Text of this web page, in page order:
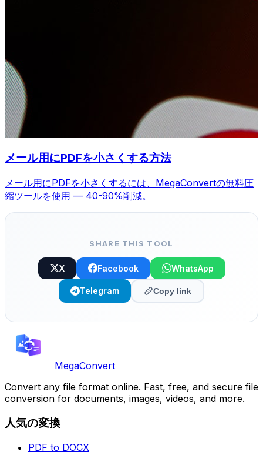
メール用にPDFを小さくする方法
メール用にPDFを小さくするには、MegaConvertの無料圧
縮ツールを使用 — 40-90%削減。
SHARE THIS TOOL
X Facebook WhatsApp
Telegram Copy link
MegaConvert
Convert any file format online. Fast, free, and secure file
conversion for documents, images, videos, and more.
人気の変換
PDF to DOCX